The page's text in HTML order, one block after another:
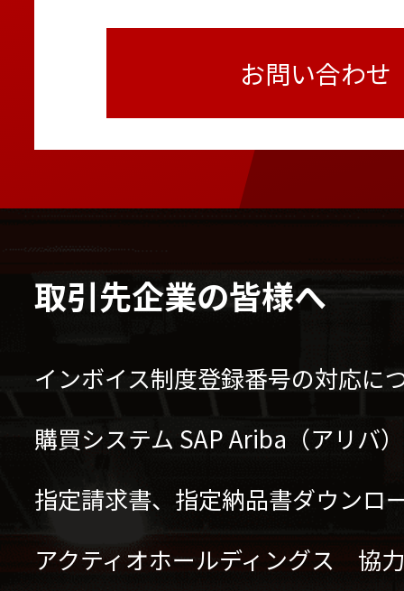
お問い合わせ
取引先企業の皆様へ
インボイス制度登録番号の対応に
購買システム SAP Ariba（アリバ
指定請求書、指定納品書ダウンロ
アクティオホールディングス 協